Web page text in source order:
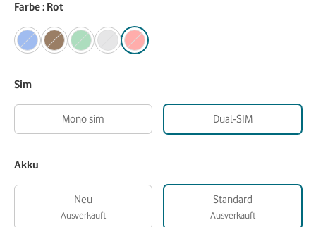
Farbe : Rot
Sim
Mono sim Dual-SIM
Akku
Neu
Ausverkauft
Standard
Ausverkauft